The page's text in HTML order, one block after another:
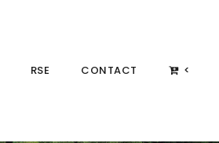
RSE CONTACT <